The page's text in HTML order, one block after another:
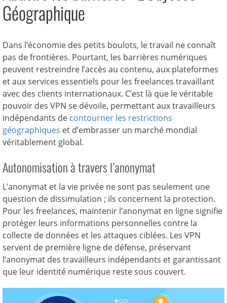
Géographique
Dans l’économie des petits boulots, le travail ne connaît
pas de frontières. Pourtant, les barrières numériques
peuvent restreindre l’accès au contenu, aux plateformes
et aux services essentiels pour les freelances travaillant
avec des clients internationaux. C’est là que le véritable
pouvoir des VPN se dévoile, permettant aux travailleurs
indépendants de contourner les restrictions
géographiques et d’embrasser un marché mondial
véritablement global.
Autonomisation à travers l’anonymat
L’anonymat et la vie privée ne sont pas seulement une
question de dissimulation ; ils concernent la protection.
Pour les freelances, maintenir l’anonymat en ligne signifie
protéger leurs informations personnelles contre la
collecte de données et les attaques ciblées. Les VPN
servent de première ligne de défense, préservant
l’anonymat des travailleurs indépendants et garantissant
que leur identité numérique reste sous couvert.